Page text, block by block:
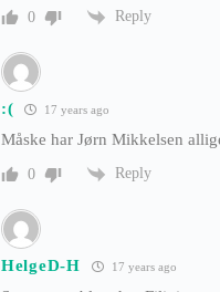
0 Reply
:( 17 years ago
Måske har Jørn Mikkelsen
0 Reply
HelgeD-H 17 years ago